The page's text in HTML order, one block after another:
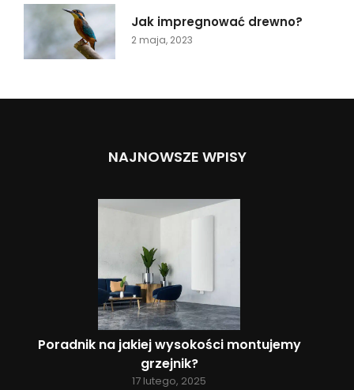
Jak impregnować drewno?
2 maja, 2023
NAJNOWSZE WPISY
Poradnik na jakiej wysokości montujemy
grzejnik?
17 lutego, 2025